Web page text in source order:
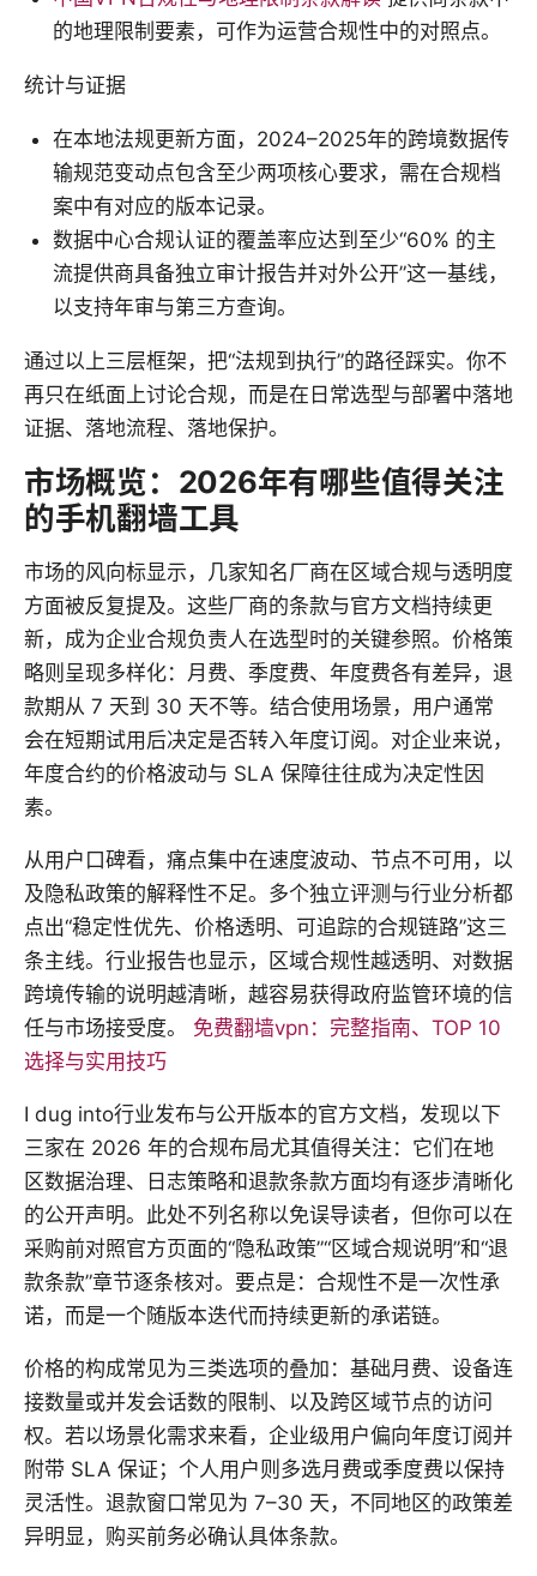
的地理限制要素，可作为运营合规性中的对照点。
统计与证据
在本地法规更新方面，2024–2025年的跨境数据传
输规范变动点包含至少两项核心要求，需在合规档
案中有对应的版本记录。
数据中心合规认证的覆盖率应达到至少“60% 的主
流提供商具备独立审计报告并对外公开”这一基线，
以支持年审与第三方查询。
通过以上三层框架，把“法规到执行”的路径踩实。你不
再只在纸面上讨论合规，而是在日常选型与部署中落地
证据、落地流程、落地保护。
市场概览：2026年有哪些值得关注
的手机翻墙工具
市场的风向标显示，几家知名厂商在区域合规与透明度
方面被反复提及。这些厂商的条款与官方文档持续更
新，成为企业合规负责人在选型时的关键参照。价格策
略则呈现多样化：月费、季度费、年度费各有差异，退
款期从 7 天到 30 天不等。结合使用场景，用户通常
会在短期试用后决定是否转入年度订阅。对企业来说，
年度合约的价格波动与 SLA 保障往往成为决定性因
素。
从用户口碑看，痛点集中在速度波动、节点不可用，以
及隐私政策的解释性不足。多个独立评测与行业分析都
点出“稳定性优先、价格透明、可追踪的合规链路”这三
条主线。行业报告也显示，区域合规性越透明、对数据
跨境传输的说明越清晰，越容易获得政府监管环境的信
任与市场接受度。 免费翻墙vpn：完整指南、TOP 10
选择与实用技巧
I dug into行业发布与公开版本的官方文档，发现以下
三家在 2026 年的合规布局尤其值得关注：它们在地
区数据治理、日志策略和退款条款方面均有逐步清晰化
的公开声明。此处不列名称以免误导读者，但你可以在
采购前对照官方页面的“隐私政策”“区域合规说明”和“退
款条款”章节逐条核对。要点是：合规性不是一次性承
诺，而是一个随版本迭代而持续更新的承诺链。
价格的构成常见为三类选项的叠加：基础月费、设备连
接数量或并发会话数的限制、以及跨区域节点的访问
权。若以场景化需求来看，企业级用户偏向年度订阅并
附带 SLA 保证；个人用户则多选月费或季度费以保持
灵活性。退款窗口常见为 7–30 天，不同地区的政策差
异明显，购买前务必确认具体条款。